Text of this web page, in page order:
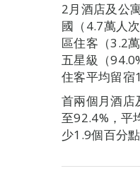
2月酒店及公
國（4.7萬人
區住客（3.2
五星級（
住客平均留宿
首兩個月酒店
至92.4%，平
少1.9個百分點